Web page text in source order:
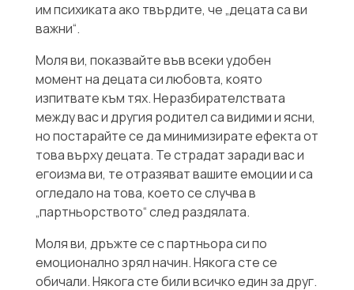
им психиката ако твърдите, че „децата са ви
важни“.
Моля ви, показвайте във всеки удобен
момент на децата си любовта, която
изпитвате към тях. Неразбирателствата
между вас и другия родител са видими и ясни,
но постарайте се да минимизирате ефекта от
това върху децата. Те страдат заради вас и
егоизма ви, те отразяват вашите емоции и са
огледало на това, което се случва в
„партньорството“ след раздялата.
Моля ви, дръжте се с партньора си по
емоционално зрял начин. Някога сте се
обичали. Някога сте били всичко един за друг.